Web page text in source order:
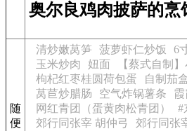
奥尔良鸡肉披萨的烹
随
便
清炒嫩莴笋 菠萝虾仁炒饭 6
玉米炒肉
妞面
【蔡式自制
枸杞红枣桂圆荷包蛋
自制茄
莴苣炒腊肠
空气炸锅薯条 霞
网红青团（蛋黄肉松青团）
#
郊行同张宰 胡仲弓
郊行同张